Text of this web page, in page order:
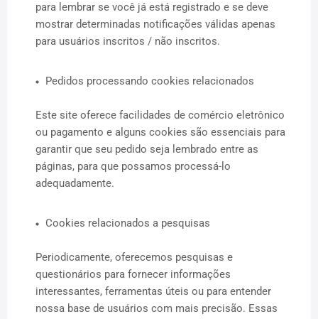
para lembrar se você já está registrado e se deve
mostrar determinadas notificações válidas apenas
para usuários inscritos / não inscritos.
Pedidos processando cookies relacionados
Este site oferece facilidades de comércio eletrônico
ou pagamento e alguns cookies são essenciais para
garantir que seu pedido seja lembrado entre as
páginas, para que possamos processá-lo
adequadamente.
Cookies relacionados a pesquisas
Periodicamente, oferecemos pesquisas e
questionários para fornecer informações
interessantes, ferramentas úteis ou para entender
nossa base de usuários com mais precisão. Essas